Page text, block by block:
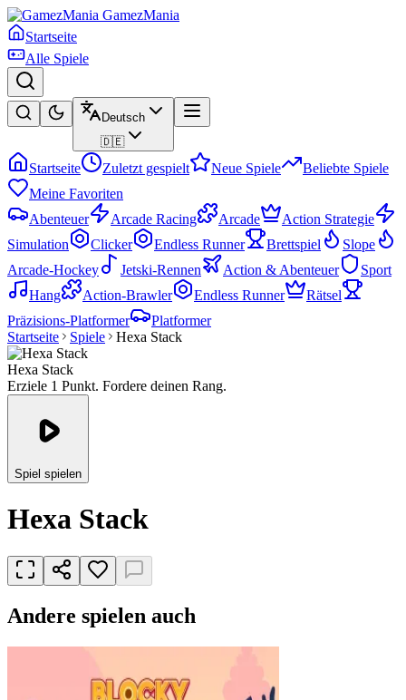
GamezMania
Startseite
Alle Spiele
Deutsch
🇩🇪
Startseite Zuletzt gespielt Neue Spiele
Beliebte Spiele
Meine Favoriten
Abenteuer
Arcade Racing Arcade
Action Strategie
Simulation
Clicker Endless Runner Brettspiel
Slope
Arcade-Hockey
Jetski-Rennen Action & Abenteuer
Sport
Hang
Action-Brawler Endless Runner
Rätsel
Präzisions-Platformer
Platformer
Startseite
Spiele Hexa Stack
Hexa Stack
Erziele 1 Punkt. Fordere deinen Rang.
Spiel spielen
Hexa Stack
Andere spielen auch